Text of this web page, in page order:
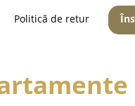
Politică de retur